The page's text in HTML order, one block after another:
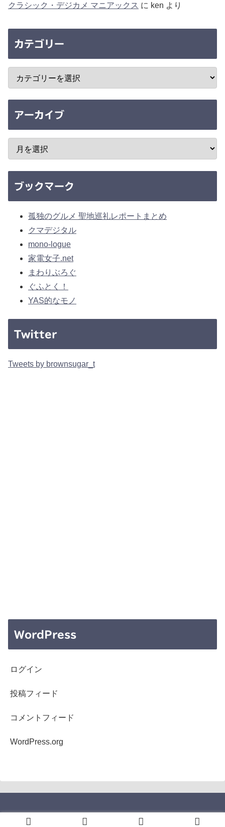
クラシック・デジカメ マニアックス に ken より
カテゴリー
アーカイブ
ブックマーク
孤独のグルメ 聖地巡礼レポートまとめ
クマデジタル
mono-logue
家電女子.net
まわりぶろぐ
ぐふとく！
YAS的なモノ
Twitter
Tweets by brownsugar_t
WordPress
ログイン
投稿フィード
コメントフィード
WordPress.org
Copyright © 2005-2026 b's mono-log All Rights Reserved.